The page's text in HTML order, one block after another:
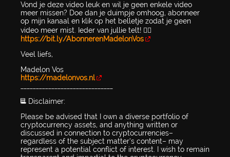
Vond je deze video leuk en wil je geen enkele video
meer missen? Doe dan je duimpje omhoog, abonneer
op mijn kanaal en klik op het belletje zodat je geen
video meer mist. Ieder van jullie telt! 👉🏻
https://bit.ly/AbonnerenMadelonVos
Veel liefs,
Madelon Vos
https://madelonvos.nl
📃 Disclaimer:
Please be advised that I own a diverse portfolio of
cryptocurrency assets, and anything written or
discussed in connection to cryptocurrencies–
regardless of the subject matter’s content– may
represent a potential conflict of interest. I wish to remain